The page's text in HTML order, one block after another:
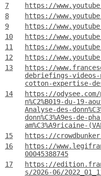
7
https://
8
https://
9
https://
10
https://
11
https://
12
https://
13
https://
debriefings-videos-
cotton-expertise-
14
https://odysee.com/
n%C2%B019-du-
Analyse-des-
donn%C3%A9es-de-
am%C3%A9ricaine-
15
https://
16
https://
00045388745
17
https://
s/2026-06/